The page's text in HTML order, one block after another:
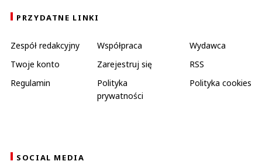
PRZYDATNE LINKI
Zespół redakcyjny Współpraca
Wydawca
Twoje konto
Zarejestruj się
RSS
Regulamin
Polityka
prywatności
Polityka cookies
SOCIAL MEDIA